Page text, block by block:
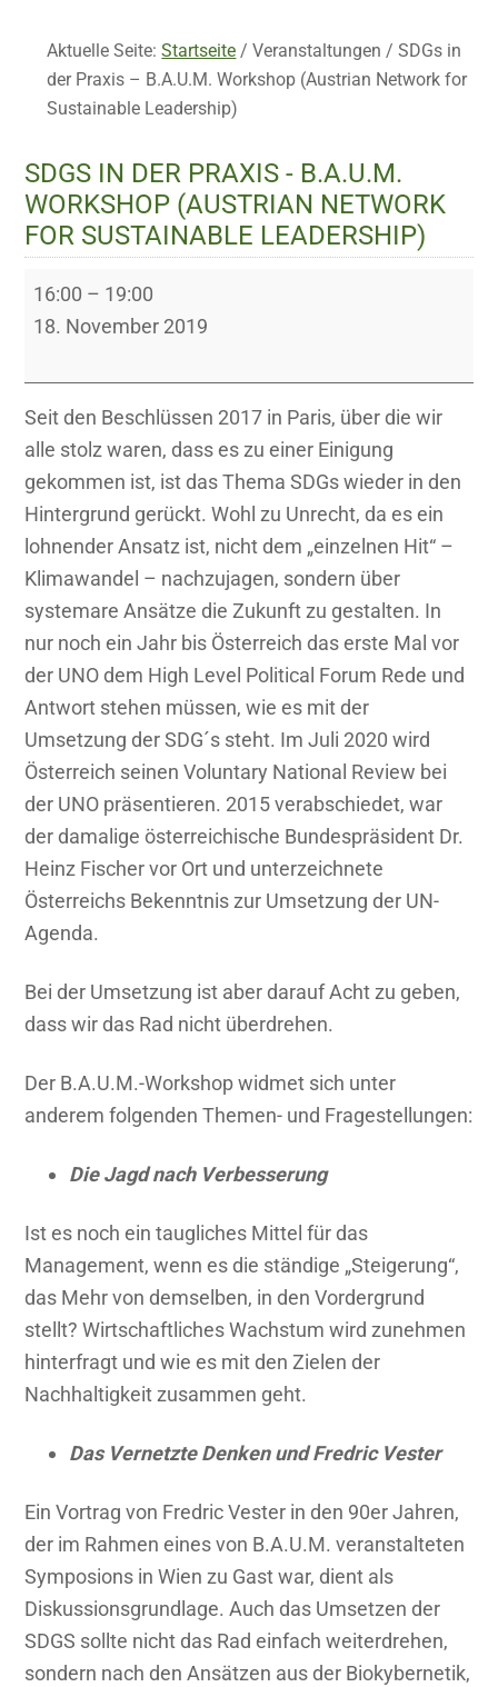
Aktuelle Seite:Startseite / Veranstaltungen/ SDGs in
der Praxis – B.A.U.M. Workshop (Austrian Network for
Sustainable Leadership)
SDGS IN DER PRAXIS - B.A.U.M.
WORKSHOP (AUSTRIAN NETWORK
FOR SUSTAINABLE LEADERSHIP)
SDGs
in
Praxis
-
B.A.U.M.
Workshop
(Austrian
Network
for
Sustainable
Leadership)
16:00 – 19:00
18. November 2019
Seit den Beschlüssen 2017 in Paris, über die wir
alle stolz waren, dass es zu einer Einigung
gekommen ist, ist das Thema SDGs wieder in den
Hintergrund gerückt. Wohl zu Unrecht, da es ein
lohnender Ansatz ist, nicht dem „einzelnen Hit“ –
Klimawandel – nachzujagen, sondern über
systemare Ansätze die Zukunft zu gestalten. In
nur noch ein Jahr bis Österreich das erste Mal vor
der UNO dem High Level Political Forum Rede und
Antwort stehen müssen, wie es mit der
Umsetzung der SDG´s steht. Im Juli 2020 wird
Österreich seinen Voluntary National Review bei
der UNO präsentieren. 2015 verabschiedet, war
der damalige österreichische Bundespräsident Dr.
Heinz Fischer vor Ort und unterzeichnete
Österreichs Bekenntnis zur Umsetzung der UN-
Agenda.
Bei der Umsetzung ist aber darauf Acht zu geben,
dass wir das Rad nicht überdrehen.
Der B.A.U.M.-Workshop widmet sich unter
anderem folgenden Themen- und Fragestellungen:
Die Jagd nach Verbesserung
Ist es noch ein taugliches Mittel für das
Management, wenn es die ständige „Steigerung“,
das Mehr von demselben, in den Vordergrund
stellt? Wirtschaftliches Wachstum wird zunehmen
hinterfragt und wie es mit den Zielen der
Nachhaltigkeit zusammen geht.
Das Vernetzte Denken und Fredric Vester
Ein Vortrag von Fredric Vester in den 90er Jahren,
der im Rahmen eines von B.A.U.M. veranstalteten
Symposions in Wien zu Gast war, dient als
Diskussionsgrundlage. Auch das Umsetzen der
SDGS sollte nicht das Rad einfach weiterdrehen,
sondern nach den Ansätzen aus der Biokybernetik,